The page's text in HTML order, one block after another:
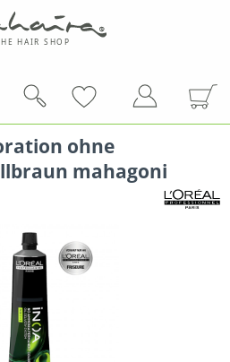
ohne
mahagoni